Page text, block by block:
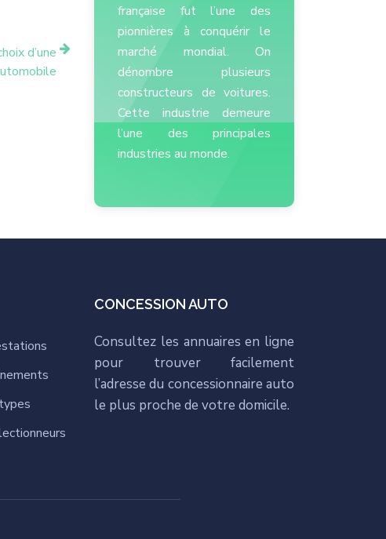
d’une
française fut l’une des
pionnières à conquérir le
marché mondial. On
dénombre plusieurs
constructeurs de voitures.
Cette industrie demeure
l’une des principales
industries au monde.
CONCESSION AUTO
Consultez les annuaires en ligne
pour trouver facilement
l’adresse du concessionnaire auto
le plus proche de votre domicile.